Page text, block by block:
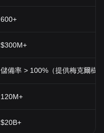
600+
$300M+
儲備率 > 100%（提供梅克爾樹
120M+
$20B+